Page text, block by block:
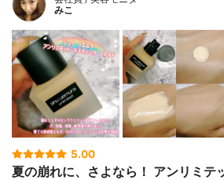
みこ
5.00
夏の崩れに、さよなら！ アンリミテ